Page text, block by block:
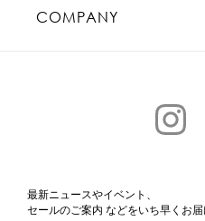
COMPANY
最新ニュースやイベント、
セールのご案内 などをいち早くお